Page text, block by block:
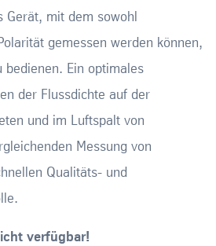
Gerät, mit dem sowohl
gemessen werden können,
bedienen. Ein optimales
der Flussdichte auf der
und im Luftspalt von
Messung von
Qualitäts- und
verfügbar!